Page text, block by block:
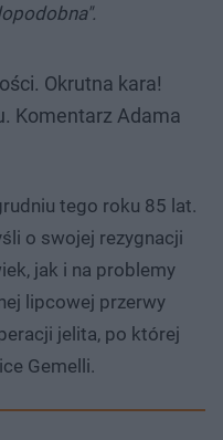
Okrutna kara!
Komentarz Adama
tego roku 85 lat.
o swojej rezygnacji
jak i na problemy
lipcowej przerwy
jelita, po której
Gemelli.